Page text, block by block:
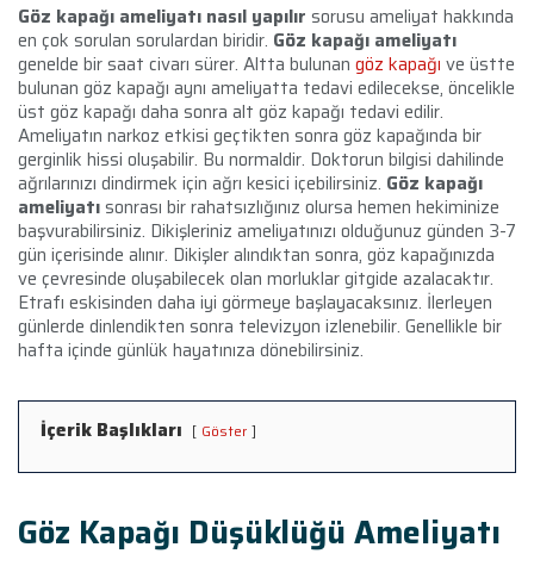
Göz kapağı ameliyatı nasıl yapılır sorusu ameliyat hakkında
en çok sorulan sorulardan biridir. Göz kapağı ameliyatı
genelde bir saat civarı sürer. Altta bulunan göz kapağı ve üstte
bulunan göz kapağı aynı ameliyatta tedavi edilecekse, öncelikle
üst göz kapağı daha sonra alt göz kapağı tedavi edilir.
Ameliyatın narkoz etkisi geçtikten sonra göz kapağında bir
gerginlik hissi oluşabilir. Bu normaldir. Doktorun bilgisi dahilinde
ağrılarınızı dindirmek için ağrı kesici içebilirsiniz. Göz kapağı
ameliyatısonrası bir rahatsızlığınız olursa hemen hekiminize
başvurabilirsiniz. Dikişleriniz ameliyatınızı olduğunuz günden 3-7
gün içerisinde alınır. Dikişler alındıktan sonra, göz kapağınızda
ve çevresinde oluşabilecek olan morluklar gitgide azalacaktır.
Etrafı eskisinden daha iyi görmeye başlayacaksınız. İlerleyen
günlerde dinlendikten sonra televizyon izlenebilir. Genellikle bir
hafta içinde günlük hayatınıza dönebilirsiniz.
İçerik Başlıkları Göster
Göz Kapağı Düşüklüğü Ameliyatı